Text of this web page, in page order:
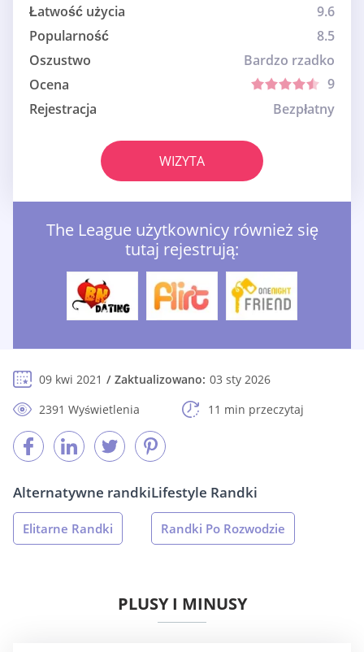
Łatwość użycia
9.6
Popularność
8.5
Oszustwo
Bardzo rzadko
Ocena
9
Rejestracja
Bezpłatny
WIZYTA
The League użytkownicy również się
tutaj rejestrują:
09 kwi 2021 Zaktualizowano: 03 sty 2026
2391 Wyświetlenia
11 min przeczytaj
Alternatywne randki
Elitarne Randki
Lifestyle Randki
Randki Po Rozwodzie
PLUSY I MINUSY